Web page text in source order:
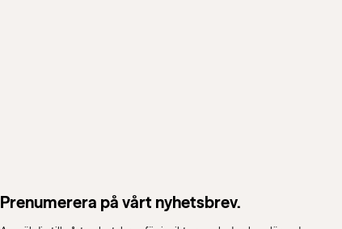
Prenumerera på vårt nyhetsbrev.